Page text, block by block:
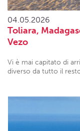
04.05.2026
Toliara,
Vezo
Vi è mai capitato di
diverso da tutto il